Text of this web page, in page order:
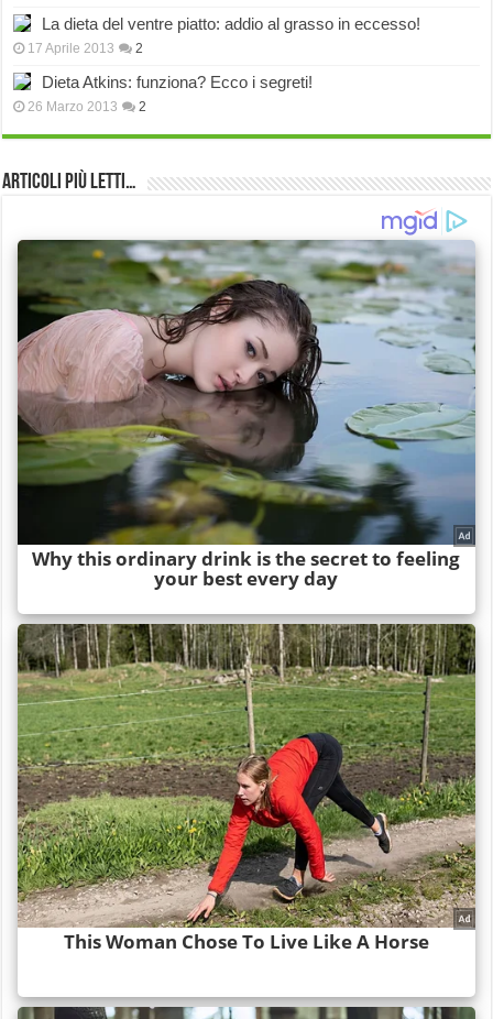
La dieta del ventre piatto: addio al grasso in eccesso!
17 Aprile 2013 2
Dieta Atkins: funziona? Ecco i segreti!
26 Marzo 2013 2
Articoli più Letti…